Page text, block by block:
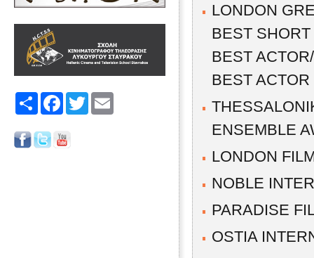
Share FacebookTwitter
LONDON
BEST SHORT
BEST
BEST
ENSEMBLE
LONDON
NOBLE
PARADISE
OSTIA